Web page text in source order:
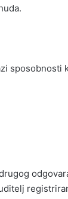
sposobnosti